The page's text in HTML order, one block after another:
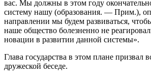
вас. Мы должны в этом году
систему нашу (образования. — Прим.),
направлении мы будем развиваться,
наше общество болезненно не
новации в развитии данной системы».
Глава государства в этом плане призвал
дружеской беседе.